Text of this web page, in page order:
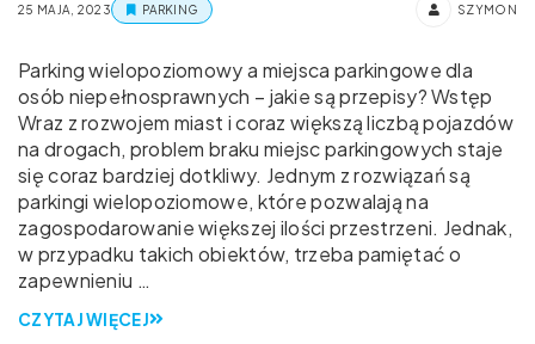
25 MAJA, 2023 PARKING SZYMON
Parking wielopoziomowy a miejsca parkingowe dla
osób niepełnosprawnych – jakie są przepisy? Wstęp
Wraz z rozwojem miast i coraz większą liczbą pojazdów
na drogach, problem braku miejsc parkingowych staje
się coraz bardziej dotkliwy. Jednym z rozwiązań są
parkingi wielopoziomowe, które pozwalają na
zagospodarowanie większej ilości przestrzeni. Jednak,
w przypadku takich obiektów, trzeba pamiętać o
zapewnieniu …
CZYTAJ WIĘCEJ